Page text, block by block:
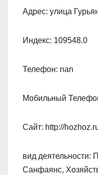
Адрес: улица
Индекс: 109548.0
Телефон: nan
Мобильный
Сайт: http://
вид деятельности:
Санфаянс,